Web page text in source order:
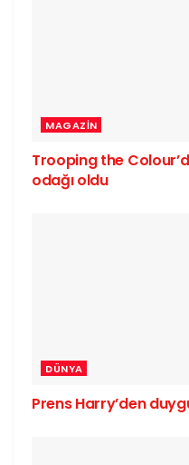
MAGAZIN
Trooping the
odağı oldu
DÜNYA
Prens Harry’den